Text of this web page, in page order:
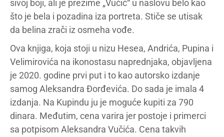
sivoj boji, ali je prezime „Vučić“ u naslovu belo kao
što je bela i pozadina iza portreta. Stiče se utisak
da belina zrači iz osmeha vođe.
Ova knjiga, koja stoji u nizu Hesea, Andrića, Pupina i
Velimirovića na ikonostasu naprednjaka, objavljena
je 2020. godine prvi put i to kao autorsko izdanje
samog Aleksandra Đorđevića. Do sada je imala 4
izdanja. Na Kupindu ju je moguće kupiti za 790
dinara. Međutim, cena varira jer postoje i primerci
sa potpisom Aleksandra Vučića. Cena takvih